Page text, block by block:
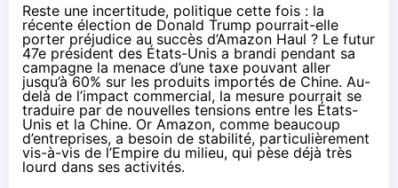
Reste une incertitude, politique cette fois : la
récente élection de Donald Trump pourrait-elle
porter préjudice au succès d’Amazon Haul ? Le futur
47e président des États-Unis a brandi pendant sa
campagne la menace d’une taxe pouvant aller
jusqu’à 60% sur les produits importés de Chine. Au-
delà de l’impact commercial, la mesure pourrait se
traduire par de nouvelles tensions entre les États-
Unis et la Chine. Or Amazon, comme beaucoup
d’entreprises, a besoin de stabilité, particulièrement
vis-à-vis de l’Empire du milieu, qui pèse déjà très
lourd dans ses activités.